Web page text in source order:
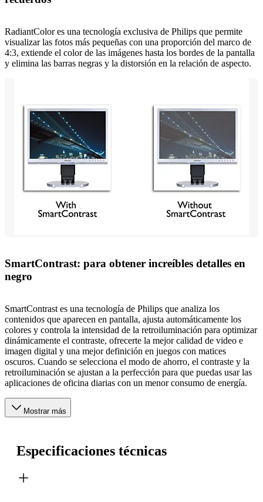
RadiantColor es una tecnología exclusiva de Philips que permite
visualizar las fotos más pequeñas con una proporción del marco de
4:3, extiende el color de las imágenes hasta los bordes de la pantalla
y elimina las barras negras y la distorsión en la relación de aspecto.
SmartContrast: para obtener increíbles detalles en
negro
SmartContrast es una tecnología de Philips que analiza los
contenidos que aparecen en pantalla, ajusta automáticamente los
colores y controla la intensidad de la retroiluminación para optimizar
dinámicamente el contraste, ofrecerte la mejor calidad de video e
imagen digital y una mejor definición en juegos con matices
oscuros. Cuando se selecciona el modo de ahorro, el contraste y la
retroiluminación se ajustan a la perfección para que puedas usar las
aplicaciones de oficina diarias con un menor consumo de energía.
Mostrar más
Especificaciones técnicas